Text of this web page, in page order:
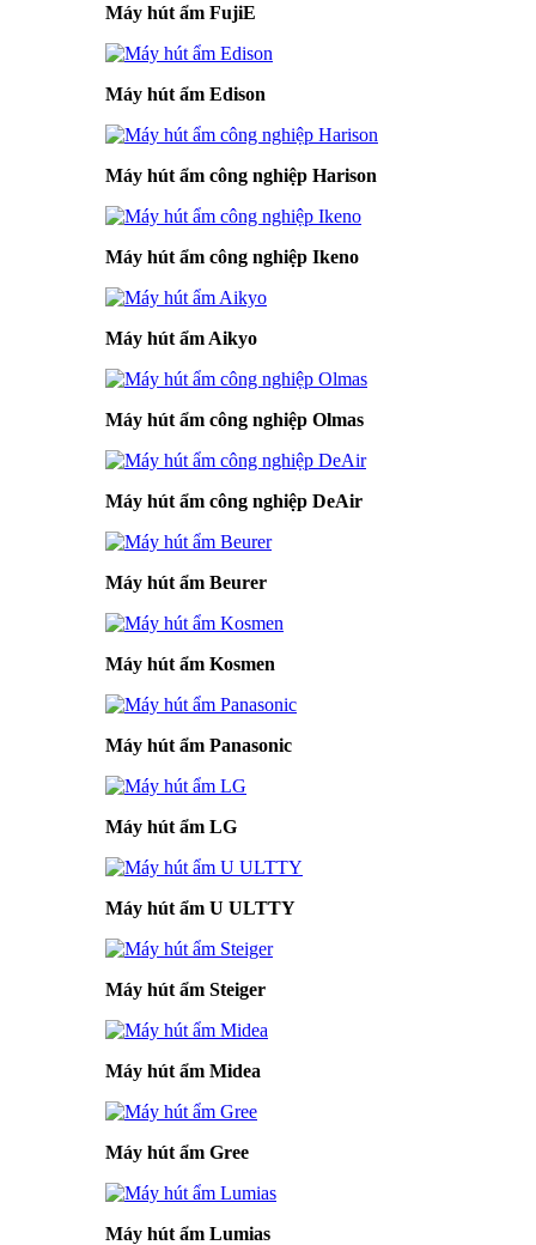
Máy hút ẩm FujiE
Máy hút ẩm Edison
Máy hút ẩm công nghiệp Harison
Máy hút ẩm công nghiệp Ikeno
Máy hút ẩm Aikyo
Máy hút ẩm công nghiệp Olmas
Máy hút ẩm công nghiệp DeAir
Máy hút ẩm Beurer
Máy hút ẩm Kosmen
Máy hút ẩm Panasonic
Máy hút ẩm LG
Máy hút ẩm U ULTTY
Máy hút ẩm Steiger
Máy hút ẩm Midea
Máy hút ẩm Gree
Máy hút ẩm Lumias